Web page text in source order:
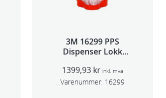
3M 16299 PPS
Dispenser Lokk
1399,93 kr inkl. mva
Varenummer: 16299